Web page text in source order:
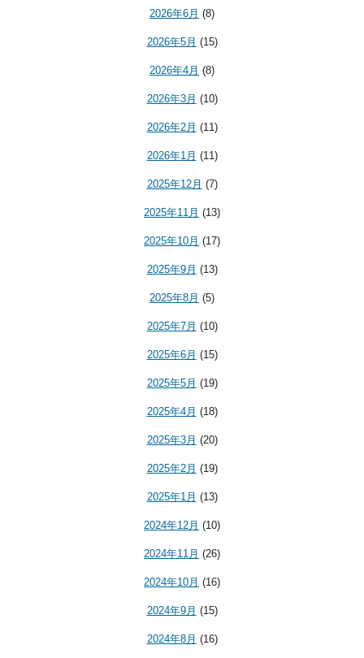
2026年6月 (8)
2026年5月 (15)
2026年4月 (8)
2026年3月 (10)
2026年2月 (11)
2026年1月 (11)
2025年12月 (7)
2025年11月 (13)
2025年10月 (17)
2025年9月 (13)
2025年8月 (5)
2025年7月 (10)
2025年6月 (15)
2025年5月 (19)
2025年4月 (18)
2025年3月 (20)
2025年2月 (19)
2025年1月 (13)
2024年12月 (10)
2024年11月 (26)
2024年10月 (16)
2024年9月 (15)
2024年8月 (16)